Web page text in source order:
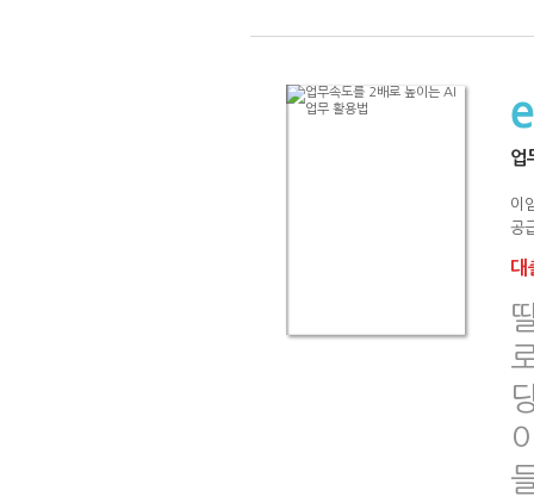
업
이
공
대